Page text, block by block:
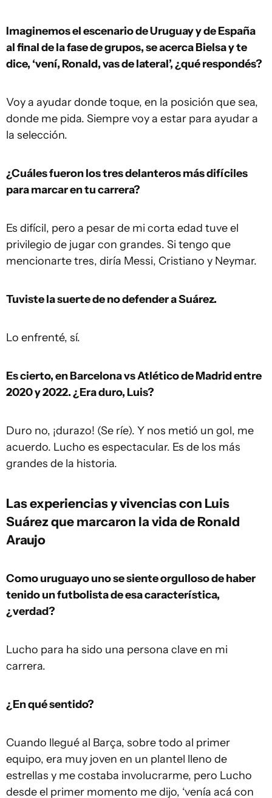
Imaginemos el escenario de Uruguay y de España
al final de la fase de grupos, se acerca Bielsa y te
dice, ‘vení, Ronald, vas de lateral’, ¿qué respondés?
Voy a ayudar donde toque, en la posición que sea,
donde me pida. Siempre voy a estar para ayudar a
la selección.
¿Cuáles fueron los tres delanteros más difíciles
para marcar en tu carrera?
Es difícil, pero a pesar de mi corta edad tuve el
privilegio de jugar con grandes. Si tengo que
mencionarte tres, diría Messi, Cristiano y Neymar.
Tuviste la suerte de no defender a Suárez.
Lo enfrenté, sí.
Es cierto, en Barcelona vs Atlético de Madrid entre
2020 y 2022. ¿Era duro, Luis?
Duro no, ¡durazo! (Se ríe). Y nos metió un gol, me
acuerdo. Lucho es espectacular. Es de los más
grandes de la historia.
Las experiencias y vivencias con Luis
Suárez que marcaron la vida de Ronald
Araujo
Como uruguayo uno se siente orgulloso de haber
tenido un futbolista de esa característica,
¿verdad?
Lucho para ha sido una persona clave en mi
carrera.
¿En qué sentido?
Cuando llegué al Barça, sobre todo al primer
equipo, era muy joven en un plantel lleno de
estrellas y me costaba involucrarme, pero Lucho
desde el primer momento me dijo, ‘venía acá con